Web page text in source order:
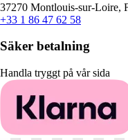
37270 Montlouis-sur-Loire,
+33 1 86 47 62 58
Säker betalning
Handla tryggt på vår sida